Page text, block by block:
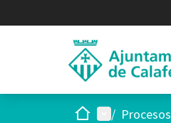
InicioMenú principal
/ Procesos